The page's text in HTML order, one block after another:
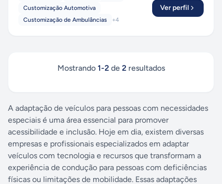
Customização Automotiva
Customização de Ambulâncias
+4
Ver perfil
Mostrando 1-2de 2resultados
A adaptação de veículos para pessoas com necessidades
especiais é uma área essencial para promover
acessibilidade e inclusão. Hoje em dia, existem diversas
empresas e profissionais especializados em adaptar
veículos com tecnologia e recursos que transformam a
experiência de condução para pessoas com deficiências
físicas ou limitações de mobilidade. Essas adaptações